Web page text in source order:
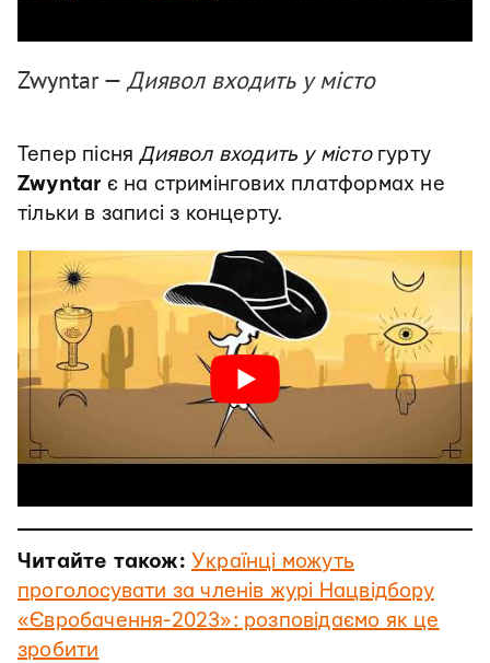
Zwyntar — Диявол входить у місто
Тепер пісня Диявол входить у містогурту
Zwyntar є на стримінгових платформах не
тільки в записі з концерту.
Читайте також: Українці можуть
проголосувати за членів журі Нацвідбору
«Євробачення-2023»: розповідаємо як це
зробити